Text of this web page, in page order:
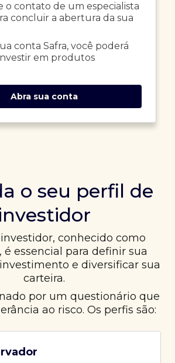
o contato de um especialista
concluir a abertura da sua
conta Safra, você poderá
em produtos
Abra sua conta
o seu perfil de
conhecido como
é essencial para definir sua
e diversificar sua
carteira.
por um questionário que
ao risco. Os perfis são: